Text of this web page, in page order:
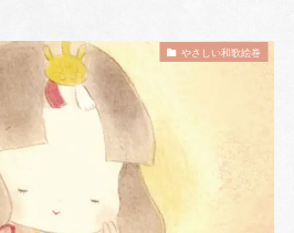
やさしい和歌絵巻